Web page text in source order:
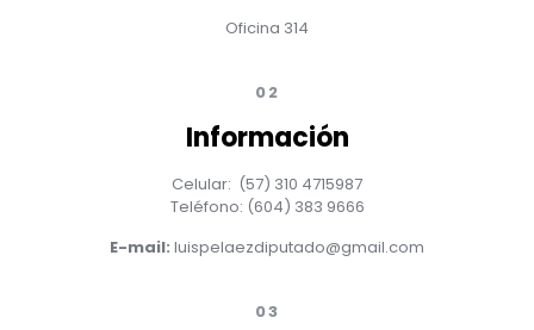
Oficina 314
02
Información
Celular: (57) 310 4715987
Teléfono: (604) 383 9666
E-mail: luispelaezdiputado@gmail.com
03